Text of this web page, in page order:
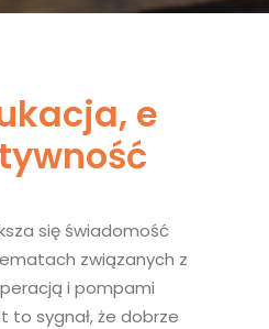
e
się świadomość
związanych z
i pompami
to sygnał, że dobrze